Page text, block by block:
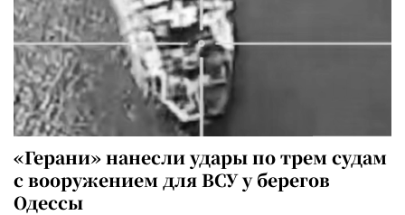
«Герани» нанесли удары по трем судам
с вооружением для ВСУ у берегов
Одессы